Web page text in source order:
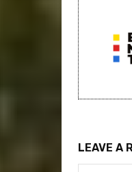
LEAVE A